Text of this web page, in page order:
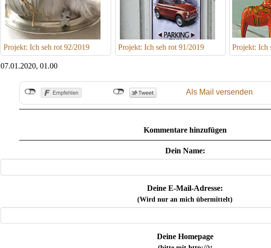
Projekt: Ich seh rot 92/2019 Projekt: Ich seh rot 91/2019 Projekt: Ich
07.01.2020, 01.00
Als Mail versenden
Kommentare hinzufügen
Dein Name:
Deine E-Mail-Adresse:
(Wird nur an mich übermittelt)
Deine Homepage